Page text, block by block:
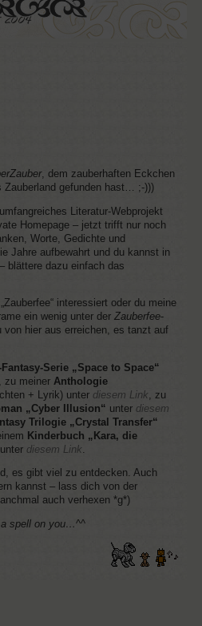
, dem zauberhaften Eckchen
Zauberland gefunden hast… ;-)))
Literatur-Webprojekt
Homepage – jetzt trifft nur noch
Worte, Gedichte und
Jahre aufbewahrt und du kannst in
blättere dazu einfach das
interessiert oder du meine
ein wenig unter der Zauberfee-
von hier aus erreichen, es tanzt auf
Serie „Space to Space“
, zu meiner Anthologie
+ Lyrik) unter diesem Link, zu
„Cyber Illusion“ unter diesem
Trilogie „Crystal Transfer“
Kinderbuch „Kara, die
unter diesem Link.
es gibt viel zu entdecken. Auch
kannst – lass dich von der
auch verhexen *g*)
spell on you…^^